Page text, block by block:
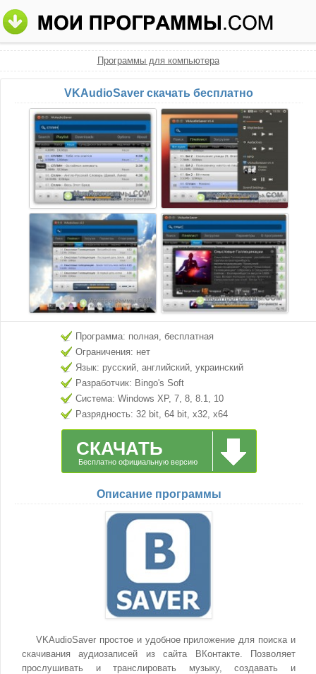
Программы для компьютера
VKAudioSaver скачать бесплатно
Программа: полная, бесплатная
Ограничения: нет
Язык: русский, английский, украинский
Разработчик: Bingo's Soft
Система: Windows XP, 7, 8, 8.1, 10
Разрядность: 32 bit, 64 bit, x32, x64
СКАЧАТЬ
Бесплатно официальную версию
Описание программы
VKAudioSaver простое и удобное приложение для поиска и
скачивания аудиозаписей из сайта ВКонтакте. Позволяет
прослушивать и транслировать музыку, создавать и